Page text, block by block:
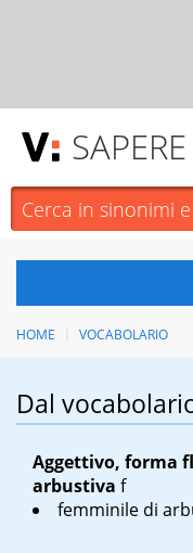
SAPERE
HOME VOCABOLARIO
Dal
Aggettivo, forma
arbustiva f
femminile di